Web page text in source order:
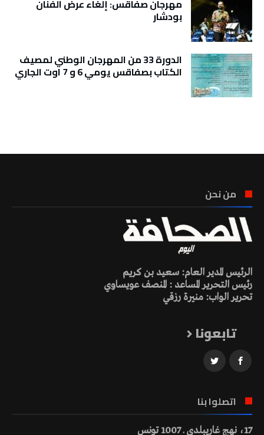
مهرجان صفاقس: إلغاء عرض الفنان
بودشار
الدورة 33 من المهرجان الوطني لمصيف
الكتاب بصفاقس يومي 6 و 7 اوت الجاري
من نحن
الرئيس المدير العام: سعيد بن كريم
رئيس التحرير المساعد : المنصف عويساوي
تحرير الواب: منيرة رزقي
تابعونا
اتصلوا بنا
17، نهج غاريبلدي ـ 1007 تونس